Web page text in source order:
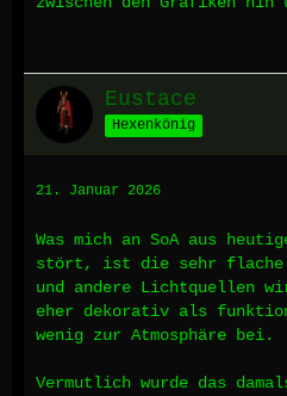
Eustace
Hexenkönig
21. Januar 2026
Was mich an SoA aus
stört, ist die sehr flache
und andere Lichtquellen
eher dekorativ als
wenig zur Atmosphäre bei.
Vermutlich wurde das